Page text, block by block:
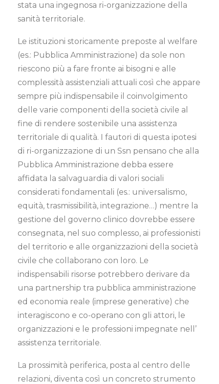
stata una ingegnosa ri-organizzazione della
sanità territoriale.
Le istituzioni storicamente preposte al welfare
(es.: Pubblica Amministrazione) da sole non
riescono più a fare fronte ai bisogni e alle
complessità assistenziali attuali così che appare
sempre più indispensabile il coinvolgimento
delle varie componenti della società civile al
fine di rendere sostenibile una assistenza
territoriale di qualità. I fautori di questa ipotesi
di ri-organizzazione di un Ssn pensano che alla
Pubblica Amministrazione debba essere
affidata la salvaguardia di valori sociali
considerati fondamentali (es.: universalismo,
equità, trasmissibilità, integrazione…) mentre la
gestione del governo clinico dovrebbe essere
consegnata, nel suo complesso, ai professionisti
del territorio e alle organizzazioni della società
civile che collaborano con loro. Le
indispensabili risorse potrebbero derivare da
una partnership tra pubblica amministrazione
ed economia reale (imprese generative) che
interagiscono e co-operano con gli attori, le
organizzazioni e le professioni impegnate nell’
assistenza territoriale.
La prossimità periferica, posta al centro delle
relazioni, diventa così un concreto strumento